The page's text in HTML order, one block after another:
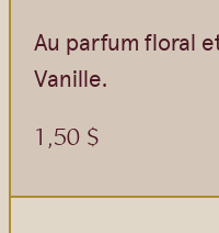
Au parfum floral
Vanille.
1,50 $